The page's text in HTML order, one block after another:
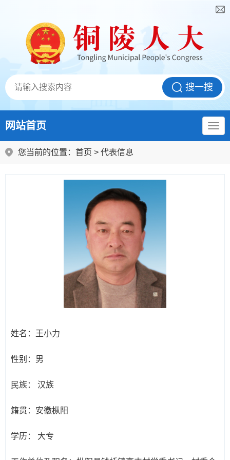
网站首页
您当前的位置： 首页 > 代表信息
姓名： 王小力
性别： 男
民族： 汉族
籍贯： 安徽枞阳
学历： 大专